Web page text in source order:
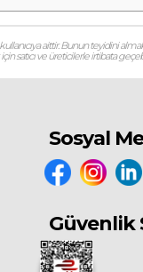
aittir. Bunun teyidini
satıcı ve üreticilerle irtibata
Sosyal
Güvenlik